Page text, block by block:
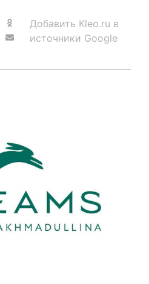
Добавить Kleo.ru в
источники Google